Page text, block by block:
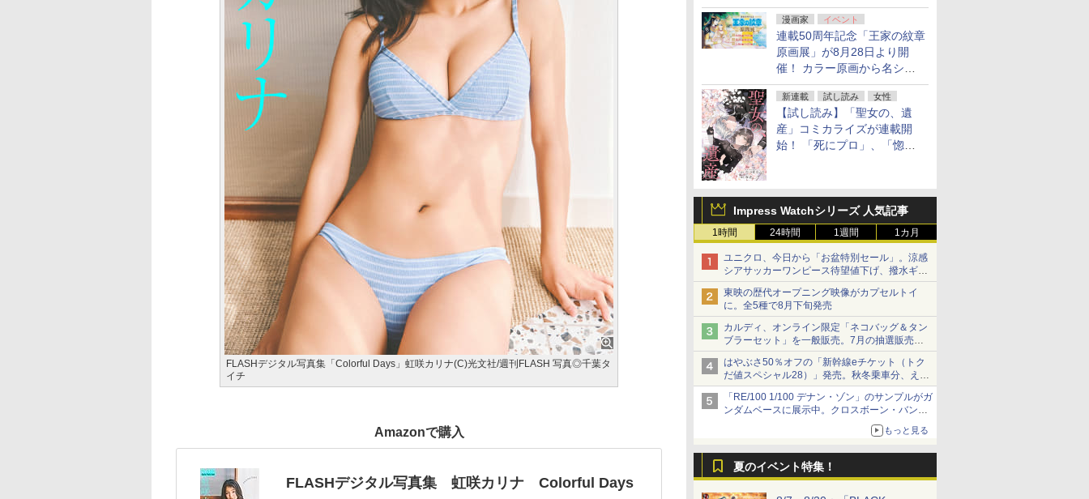
へ」などが最大50％オフ！
「白泉社 夏の大割引セー
ル」が開催中！
漫画家 イベント
連載50周年記念「王家の紋章
原画展」が8月28日より開
催！ カラー原画から名シー
ンの原稿まで
新連載 試し読み 女性
【試し読み】「聖女の、遺
産」コミカライズが連載開
始！ 「死にプロ」、「惚れ
Impress Watchシリーズ 人気記事
1時間 24時間 1週間 1カ月
ユニクロ、今日から「お盆特別セール」。涼感
シアサッカーワンピース待望値下げ、撥水ギア
ショーツは1990円に
東映の歴代オープニング映像がカプセルトイ
に。全5種で8月下旬発売
カルディ、オンライン限定「ネコバッグ＆タン
ブラーセット」を一般販売。7月の抽選販売の
当選無効分
はやぶさ50％オフの「新幹線eチケット（トク
だ値スペシャル28）」発売。秋冬乗車分、えき
ねっと限定
「RE/100 1/100 デナン・ゾン」のサンプルがガ
ンダムベースに展示中。クロスボーン・バンガ
ードの制式量産機が間もなく発送【ガンダムベ
もっと見る
夏のイベント特集！
FLASHデジタル写真集「Colorful Days」虹咲カリナ(C)光文社/週刊FLASH 写真◎千葉タ
イチ
Amazonで購入
FLASHデジタル写真集 虹咲カリナ Colorful Days